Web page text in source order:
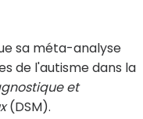
sa méta-analyse
de l'autisme dans la
et
(DSM).